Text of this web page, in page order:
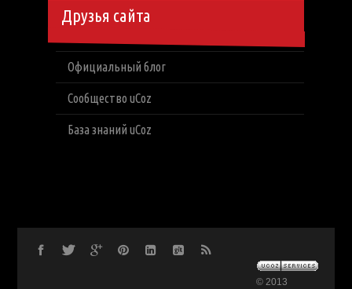
Друзья сайта
Официальный блог
Сообщество uCoz
База знаний uCoz
© 2013